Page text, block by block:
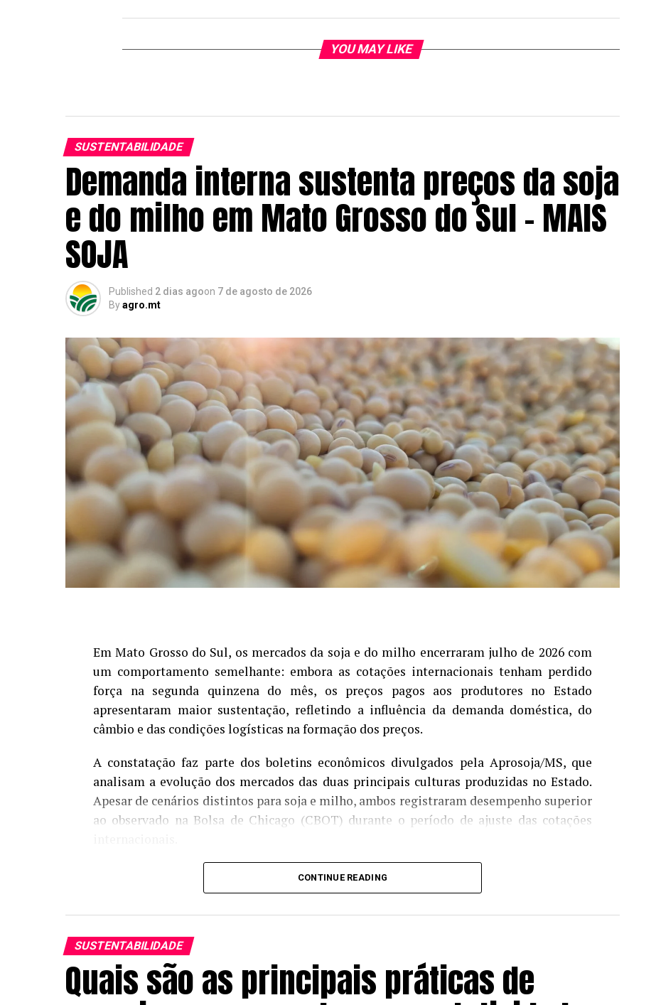
YOU MAY LIKE
SUSTENTABILIDADE
Demanda interna sustenta preços da soja
e do milho em Mato Grosso do Sul – MAIS
SOJA
Published 2 dias agoon 7 de agosto de 2026
Byagro.mt
Em Mato Grosso do Sul, os mercados da soja e do milho encerraram julho de 2026 com
um comportamento semelhante: embora as cotações internacionais tenham perdido
força na segunda quinzena do mês, os preços pagos aos produtores no Estado
apresentaram maior sustentação, refletindo a influência da demanda doméstica, do
câmbio e das condições logísticas na formação dos preços.
A constatação faz parte dos boletins econômicos divulgados pela Aprosoja/MS, que
analisam a evolução dos mercados das duas principais culturas produzidas no Estado.
Apesar de cenários distintos para soja e milho, ambos registraram desempenho superior
ao observado na Bolsa de Chicago (CBOT) durante o período de ajuste das cotações
Na soja, o preço médio disponível alcançou R$ 119,90 por saca em julho, alta de 2,75%
em relação ao mesmo mês de 2025. O mercado foi favorecido pela retomada das
exportações após a entressafra e pela valorização das cotações internacionais ao longo
registraram média de R$ 128,30 por saca, indicando expectativa positiva para a entrada
da nova safra.
Já o milho apresentou estabilidade. O preço médio disponível ficou em R$ 47,23 por saca,
CONTINUE READING
SUSTENTABILIDADE
Quais são as principais práticas de